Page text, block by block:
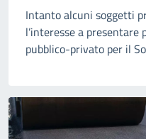
Intanto alcuni soggetti
l’interesse a
pubblico-privato per il